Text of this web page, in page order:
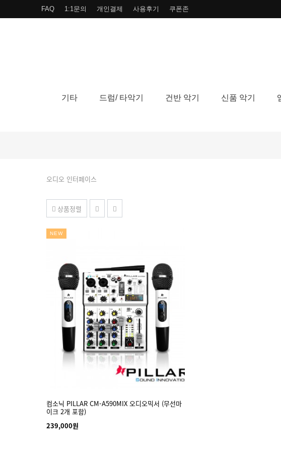
FAQ 1:1문의 개인결제 사용후기 쿠폰존
기타 드럼/ 타악기 건반 악기 신품 악기
오디오 인터페이스
상품정렬
장바구니
NEW
컴소닉 PILLAR CM-A590MIX 오디오믹서 (무선마
이크 2개 포함)
239,000원